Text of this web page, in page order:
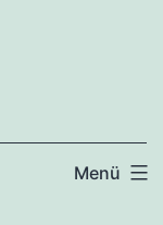
Menü